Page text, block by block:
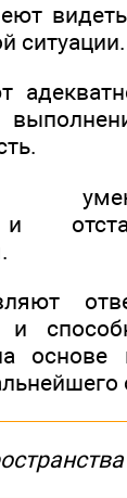
ситуации.
и
и